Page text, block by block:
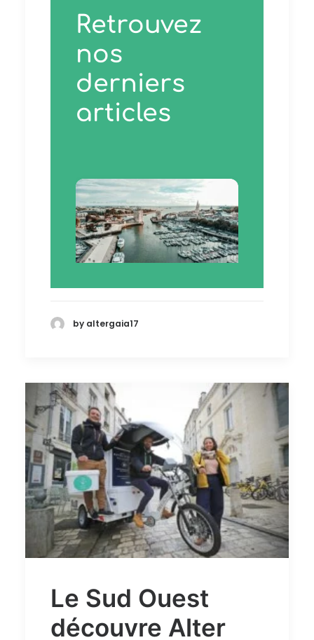
Retrouvez
nos
derniers
articles
La Rochelle : en route
by altergaia17
Le Sud Ouest
découvre Alter